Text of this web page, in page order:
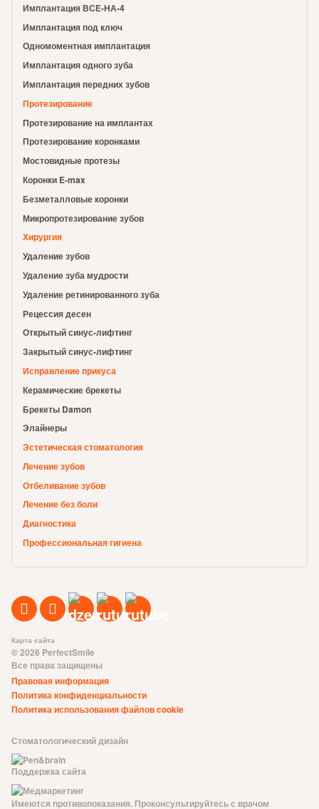
Имплантация ВСЕ-НА-4
Имплантация под ключ
Одномоментная имплантация
Имплантация одного зуба
Имплантация передних зубов
Протезирование
Протезирование на имплантах
Протезирование коронками
Мостовидные протезы
Коронки E-max
Безметалловые коронки
Микропротезирование зубов
Хирургия
Удаление зубов
Удаление зуба мудрости
Удаление ретинированного зуба
Рецессия десен
Открытый синус-лифтинг
Закрытый синус-лифтинг
Исправление прикуса
Керамические брекеты
Брекеты Damon
Элайнеры
Эстетическая стоматология
Лечение зубов
Отбеливание зубов
Лечение без боли
Диагностика
Профессиональная гигиена
Карта сайта
© 2026 PerfectSmile
Все права защищены
Правовая информация
Политика конфиденциальности
Политика использования файлов cookie
Стоматологический дизайн
Поддержка сайта
Имеются противопоказания. Проконсультируйтесь с врачом